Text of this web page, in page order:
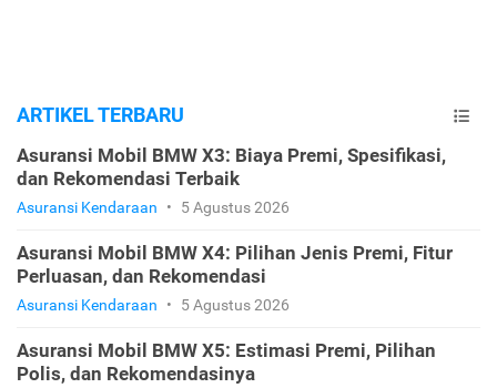
ARTIKEL TERBARU
Asuransi Mobil BMW X3: Biaya Premi, Spesifikasi,
dan Rekomendasi Terbaik
Asuransi Kendaraan • 5 Agustus 2026
Asuransi Mobil BMW X4: Pilihan Jenis Premi, Fitur
Perluasan, dan Rekomendasi
Asuransi Kendaraan • 5 Agustus 2026
Asuransi Mobil BMW X5: Estimasi Premi, Pilihan
Polis, dan Rekomendasinya